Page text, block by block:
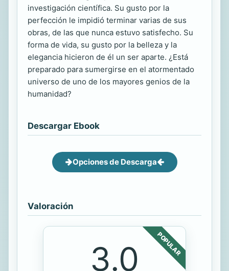
investigación científica. Su gusto por la
perfección le impidió terminar varias de sus
obras, de las que nunca estuvo satisfecho. Su
forma de vida, su gusto por la belleza y la
elegancia hicieron de él un ser aparte. ¿Está
preparado para sumergirse en el atormentado
universo de uno de los mayores genios de la
humanidad?
Descargar Ebook
Opciones de Descarga
Valoración
POPULAR
3.0